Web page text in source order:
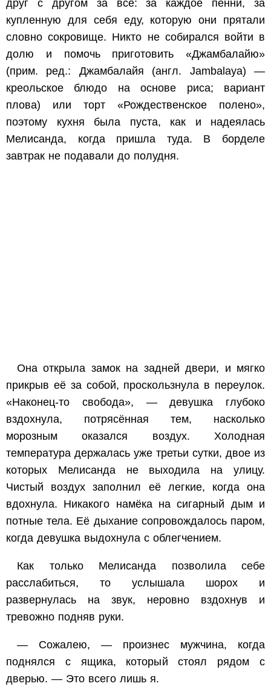
друг с другом за всё: за каждое пенни, за
купленную для себя еду, которую они прятали
словно сокровище. Никто не собирался войти в
долю и помочь приготовить «Джамбалайю»
(прим. ред.: Джамбалайя (англ. Jambalaya) —
креольское блюдо на основе риса; вариант
плова) или торт «Рождественское полено»,
поэтому кухня была пуста, как и надеялась
Мелисанда, когда пришла туда. В борделе
завтрак не подавали до полудня.
Она открыла замок на задней двери, и мягко
прикрыв её за собой, проскользнула в переулок.
«Наконец-то свобода», — девушка глубоко
вздохнула, потрясённая тем, насколько
морозным оказался воздух. Холодная
температура держалась уже третьи сутки, двое из
которых Мелисанда не выходила на улицу.
Чистый воздух заполнил её легкие, когда она
вдохнула. Никакого намёка на сигарный дым и
потные тела. Её дыхание сопровождалось паром,
когда девушка выдохнула с облегчением.
Как только Мелисанда позволила себе
расслабиться, то услышала шорох и
развернулась на звук, неровно вздохнув и
тревожно подняв руки.
— Сожалею, — произнес мужчина, когда
поднялся с ящика, который стоял рядом с
дверью. — Это всего лишь я.